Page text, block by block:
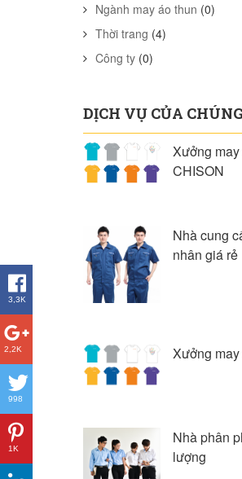
Ngành may áo thun (0)
Thời trang (4)
Công ty (0)
DỊCH VỤ CỦA
Xưởng
CHISON
Nhà cung
nhân giá rẻ
Xưởng
Nhà phân
lượng
3,3K
2,2K
998
1K